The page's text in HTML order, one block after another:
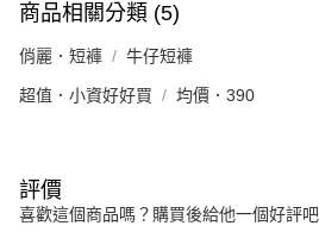
商品相關分類 (5)
俏麗．短褲 牛仔短褲
超值．小資好好買 均價．390
評價
喜歡這個商品嗎？購買後給他一個好評吧